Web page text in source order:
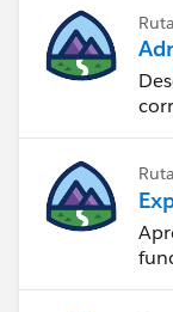
Ruta
Ruta